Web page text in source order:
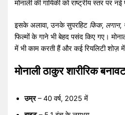
मोनाली की गायिकी को राष्ट्रीय स्तर पर नई
इसके अलावा, उनके सुपरहिट किक, लगान,
फिल्मों के गाने भी बेहद पसंद किए गए।
में भी काम करती हैं और कई रियलिटी शोज़
मोनाली ठाकुर शारीरिक
उम्र– 40 वर्ष, 2025 में